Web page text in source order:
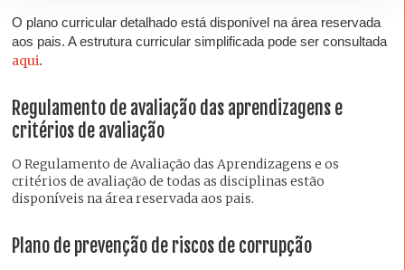
O plano curricular detalhado está disponível na área reservada
aos pais. A estrutura curricular simplificada pode ser consultada
aqui.
Regulamento de avaliação das aprendizagens e
critérios de avaliação
O Regulamento de Avaliação das Aprendizagens e os
critérios de avaliação de todas as disciplinas estão
disponíveis na área reservada aos pais.
Plano de prevenção de riscos de corrupção